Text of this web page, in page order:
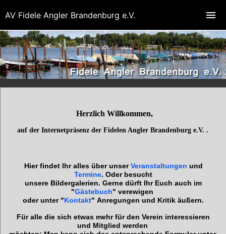
Herzlich Willkommen,
auf der Internetpräsenz der Fidelen Angler Brandenburg e.V. .
Hier findet Ihr alles über unserVeranstaltungen und
Termine. Oder besucht
unsere Bildergalerien. Gerne dürft Ihr Euch auch im
"Gästebuch" verewigen
oderunter "Kontakt" Anregungen und Kritik äußern.
Für alle die sich etwas mehr für den Verein interessieren
und Mitglied werden
AV Fidele Angler Brandenburg e.V.